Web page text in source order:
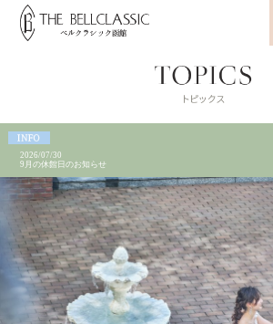
2026/07/30
9月の休館日のお知らせ